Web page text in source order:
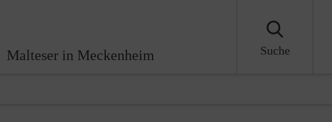
Malteser in Meckenheim Suche